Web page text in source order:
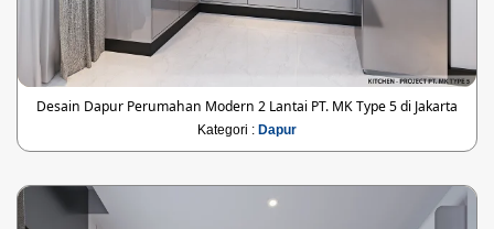
Desain Dapur Perumahan Modern 2 Lantai PT. MK Type 5 di Jakarta
Kategori : Dapur